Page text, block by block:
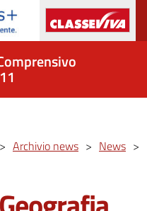
> Archivio news > News >